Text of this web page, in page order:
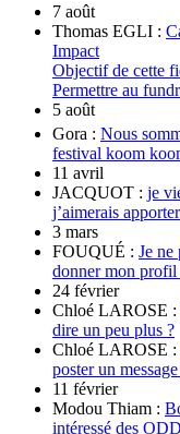
7 août
Thomas EGLI :
Impact
Objectif de cette
Permettre au
5 août
Gora : Nous
festival koom
11 avril
JACQUOT : je
j’aimerais
3 mars
FOUQUÉ : Je ne
donner mon profil
24 février
Chloé LAROSE :
dire un peu plus ?
Chloé LAROSE :
poster un
11 février
Modou Thiam :
intéressé des